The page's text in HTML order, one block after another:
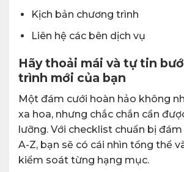
Kịch bản chương trình
Liên hệ các bên dịch vụ
Hãy thoải mái và tự tin
trình mới của bạn
Một đám cưới hoàn hảo không
xa hoa, nhưng chắc chắn cần
lưỡng. Với checklist chuẩn bị
A-Z, bạn sẽ có cái nhìn tổng thể
kiểm soát từng hạng mục.